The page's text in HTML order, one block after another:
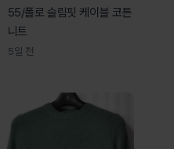
55/폴로 슬림핏 케이블 코튼
니트
5일 전